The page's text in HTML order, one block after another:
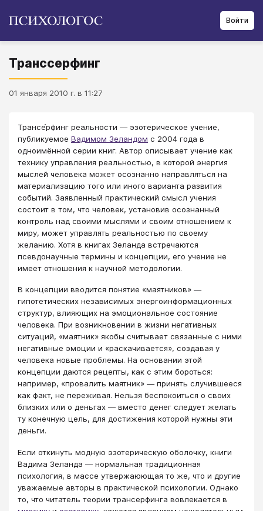
Войти
Транссерфинг
01 января 2010 г. в 11:27
Трансе́рфинг реальности — эзотерическое учение,
публикуемое Вадимом Зеландом с 2004 года в
одноимённой серии книг. Автор описывает учение как
технику управления реальностью, в которой энергия
мыслей человека может осознанно направляться на
материализацию того или иного варианта развития
событий. Заявленный практический смысл учения
состоит в том, что человек, установив осознанный
контроль над своими мыслями и своим отношением к
миру, может управлять реальностью по своему
желанию. Хотя в книгах Зеланда встречаются
псевдонаучные термины и концепции, его учение не
имеет отношения к научной методологии.
В концепции вводится понятие «маятников» —
гипотетических независимых энергоинформационных
структур, влияющих на эмоциональное состояние
человека. При возникновении в жизни негативных
ситуаций, «маятник» якобы считывает связанные с ними
негативные эмоции и «раскачивается», создавая у
человека новые проблемы. На основании этой
концепции даются рецепты, как с этим бороться:
например, «провалить маятник» — принять случившееся
как факт, не переживая. Нельзя беспокоиться о своих
близких или о деньгах — вместо денег следует желать
ту конечную цель, для достижения которой нужны эти
деньги.
Если откинуть модную эзотерическую оболочку, книги
Вадима Зеланда ― нормальная традиционная
психология, в массе утвержаюющая то же, что и другие
уважаемые авторы в практической психологии. Однако
то, что читатель теории трансерфинга вовлекается в